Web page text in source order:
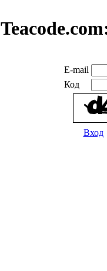
E-mail
Код
Вход